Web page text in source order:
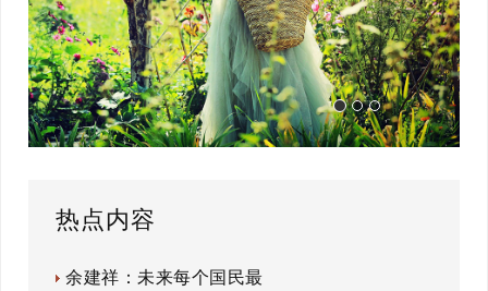
热点内容
余建祥：未来每个国民最